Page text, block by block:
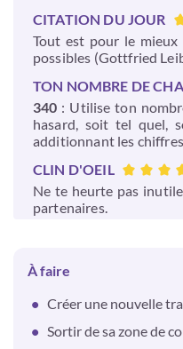
CITATION DU JOUR
Tout est pour le mieux
possibles (Gottfried
TON NOMBRE DE
340 : Utilise ton
hasard, soit tel quel,
additionnant les
CLIN D'OEIL
Ne te heurte pas
partenaires.
À faire
Créer une nouvelle
Sortir de sa zone de